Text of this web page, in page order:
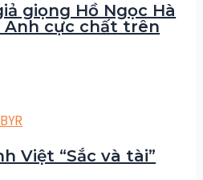
giọng Hồ Ngọc Hà
Anh cực chất trên
Việt “Sắc và tài”